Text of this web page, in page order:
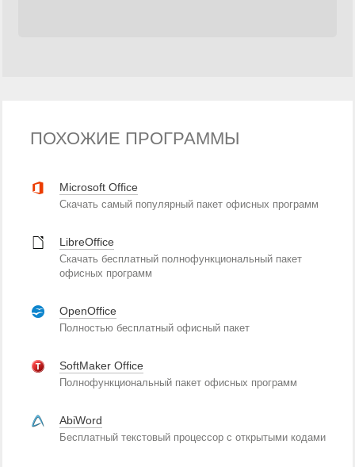
ПОХОЖИЕ ПРОГРАММЫ
Microsoft Office
Скачать самый популярный пакет офисных программ
LibreOffice
Скачать бесплатный полнофункциональный пакет
офисных программ
OpenOffice
Полностью бесплатный офисный пакет
SoftMaker Office
Полнофункциональный пакет офисных программ
AbiWord
Бесплатный текстовый процессор с открытыми кодами